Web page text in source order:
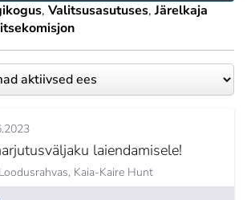
Valitsusasutuses Järelkaja
laiendamisele!
Kaia-Kaire Hunt